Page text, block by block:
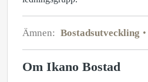
Ämnen: Bostadsutveckling
Om Ikano Bostad